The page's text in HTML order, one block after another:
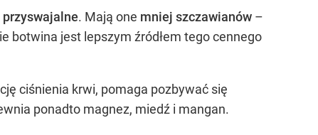
. Mają one mniej szczawianów –
botwina jest lepszym źródłem tego cennego
ciśnienia krwi, pomaga pozbywać się
ponadto magnez, miedź i mangan.